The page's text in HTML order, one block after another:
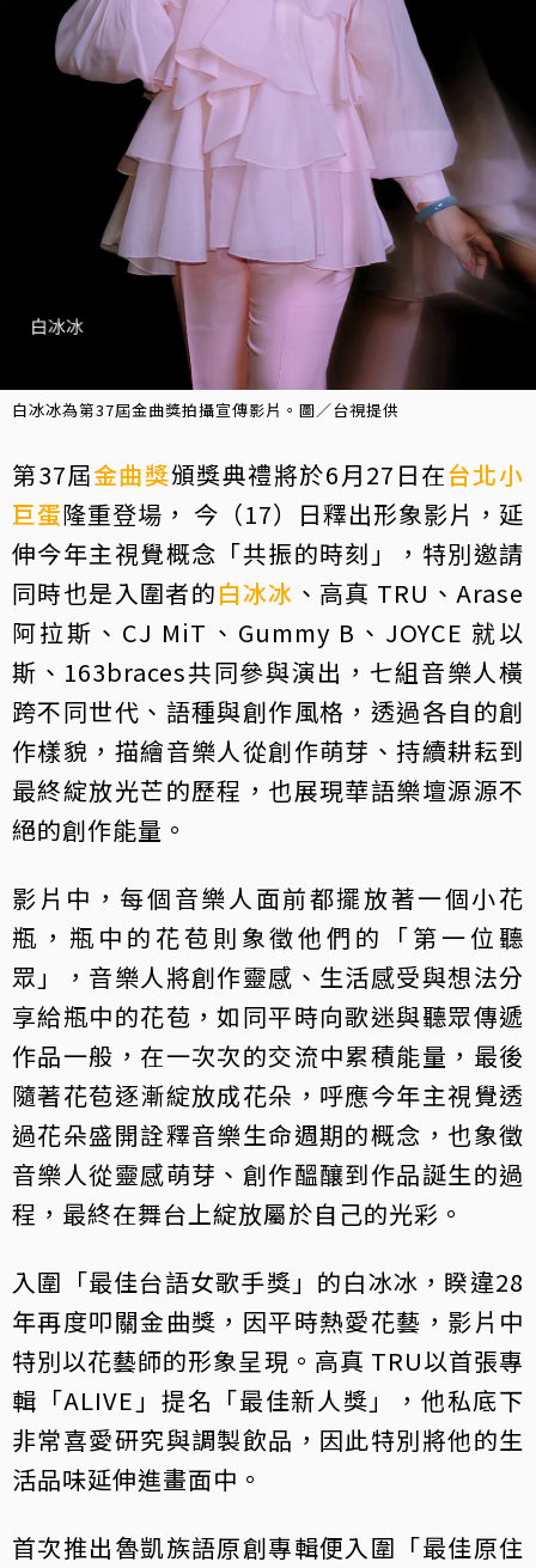
白冰冰為第37屆金曲獎拍攝宣傳影片。圖／台視提供
第37屆金曲獎頒獎典禮將於6月27日在台北小
巨蛋隆重登場， 今（17）日釋出形象影片，延
伸今年主視覺概念「共振的時刻」，特別邀請
同時也是入圍者的白冰冰 、高真 TRU、Arase
阿拉斯、CJ MiT、Gummy B、JOYCE 就以
斯、163braces共同參與演出，七組音樂人橫
跨不同世代、語種與創作風格，透過各自的創
作樣貌，描繪音樂人從創作萌芽、持續耕耘到
最終綻放光芒的歷程，也展現華語樂壇源源不
絕的創作能量。
影片中，每個音樂人面前都擺放著一個小花
瓶，瓶中的花苞則象徵他們的「第一位聽
眾」，音樂人將創作靈感、生活感受與想法分
享給瓶中的花苞，如同平時向歌迷與聽眾傳遞
作品一般，在一次次的交流中累積能量，最後
隨著花苞逐漸綻放成花朵，呼應今年主視覺透
過花朵盛開詮釋音樂生命週期的概念，也象徵
音樂人從靈感萌芽、創作醞釀到作品誕生的過
程，最終在舞台上綻放屬於自己的光彩。
入圍「最佳台語女歌手獎」的白冰冰，睽違28
年再度叩關金曲獎，因平時熱愛花藝，影片中
特別以花藝師的形象呈現。高真 TRU以首張專
輯「ALIVE」提名「最佳新人獎」，他私底下
非常喜愛研究與調製飲品，因此特別將他的生
活品味延伸進畫面中。
首次推出魯凱族語原創專輯便入圍「最佳原住